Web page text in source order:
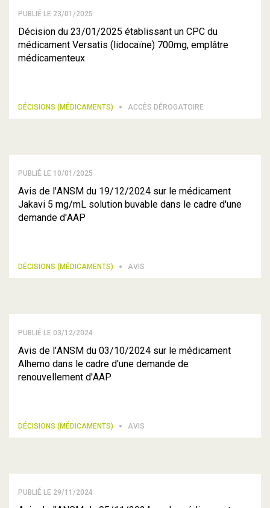
PUBLIÉ LE 23/01/2025
Décision du 23/01/2025 établissant un CPC du
médicament Versatis (lidocaïne) 700mg, emplâtre
médicamenteux
DÉCISIONS (MÉDICAMENTS) ACCÈS DÉROGATOIRE
PUBLIÉ LE 10/01/2025
Avis de l'ANSM du 19/12/2024 sur le médicament
Jakavi 5 mg/mL solution buvable dans le cadre d'une
demande d'AAP
DÉCISIONS (MÉDICAMENTS) AVIS
PUBLIÉ LE 03/12/2024
Avis de l'ANSM du 03/10/2024 sur le médicament
Alhemo dans le cadre d'une demande de
renouvellement d'AAP
DÉCISIONS (MÉDICAMENTS) AVIS
PUBLIÉ LE 29/11/2024